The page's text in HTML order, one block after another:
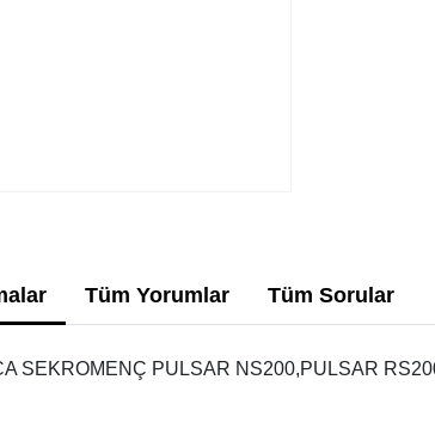
Tüm Yorumlar Tüm Sorular
SEKROMENÇ PULSAR NS200,PULSAR